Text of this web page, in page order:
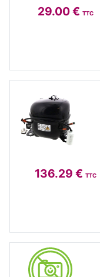
29.00 € TTC
136.29 € TTC